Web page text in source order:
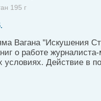
195 г
Вагана "Искушения
о работе
условиях. Действие в